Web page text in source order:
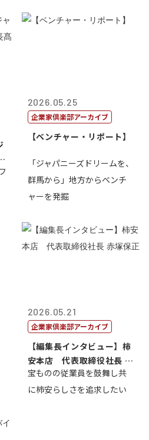
2026.05.25
企業家倶楽部アーカイブ
【ベンチャー・リポート】
「ジャパニーズドリームを、
群馬から」地方からベンチ
ャーを発掘
2026.05.21
企業家倶楽部アーカイブ
【編集長インタビュー】柿
安本店 代表取締役社長 赤
塚保正
宝ものの従業員を鼓舞し共
に柿安らしさを追求したい